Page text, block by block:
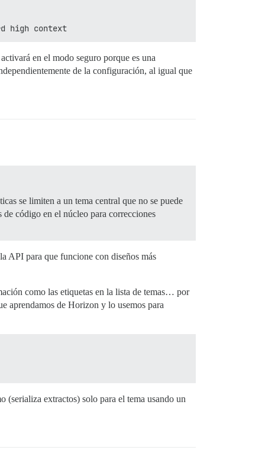
high context
en el modo seguro porque es una
de la configuración, al igual que
se limiten a un tema central que no se puede
código en el núcleo para correcciones
API para que funcione con diseños más
como las etiquetas en la lista de temas… por
aprendamos de Horizon y lo usemos para
extractos) solo para el tema usando un